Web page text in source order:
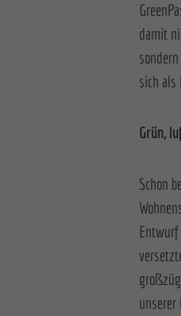
damit
sich als
Grün,
Schon